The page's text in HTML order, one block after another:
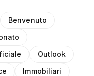
Benvenuto
Outlook
Immobiliari